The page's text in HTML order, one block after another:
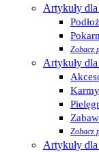
Artykuły
Zobacz
Artykuły
Zobacz
Artykuły dla